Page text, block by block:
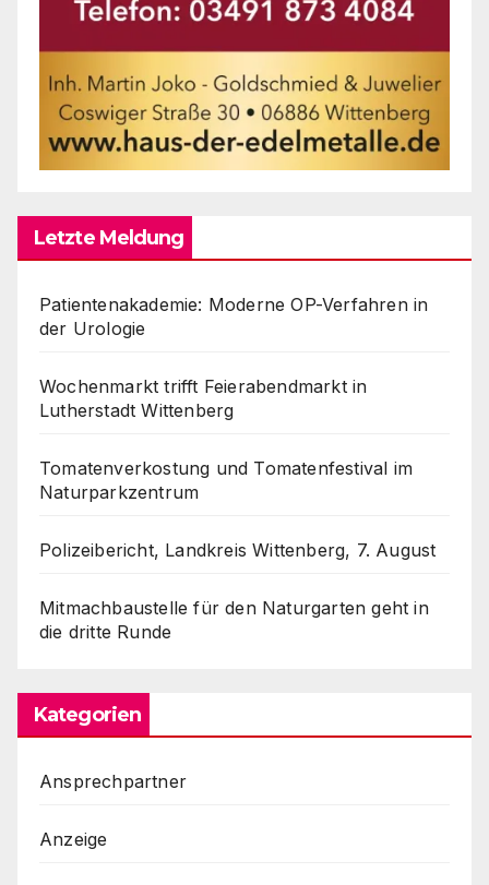
Letzte Meldung
Patientenakademie: Moderne OP-Verfahren in
der Urologie
Wochenmarkt trifft Feierabendmarkt in
Lutherstadt Wittenberg
Tomatenverkostung und Tomatenfestival im
Naturparkzentrum
Polizeibericht, Landkreis Wittenberg, 7. August
Mitmachbaustelle für den Naturgarten geht in
die dritte Runde
Kategorien
Ansprechpartner
Anzeige